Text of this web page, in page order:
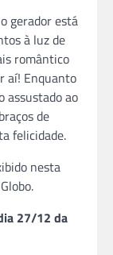
gerador está
à luz de
romântico
aí! Enquanto
assustado ao
de
felicidade.
nesta
27/12 da